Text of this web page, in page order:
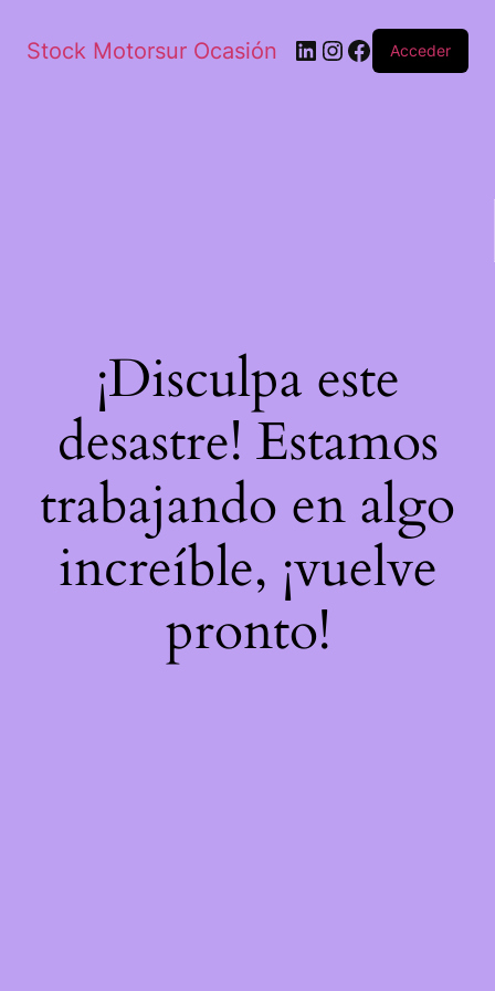
Stock Motorsur Ocasión Acceder
¡Disculpa este
desastre! Estamos
trabajando en algo
increíble, ¡vuelve
pronto!